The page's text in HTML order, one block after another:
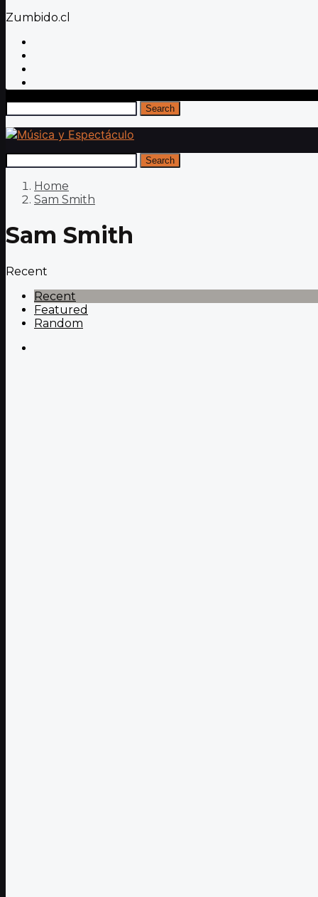
Zumbido.cl
Search
Search
Home
Sam Smith
Sam Smith
Recent
Recent
Featured
Random